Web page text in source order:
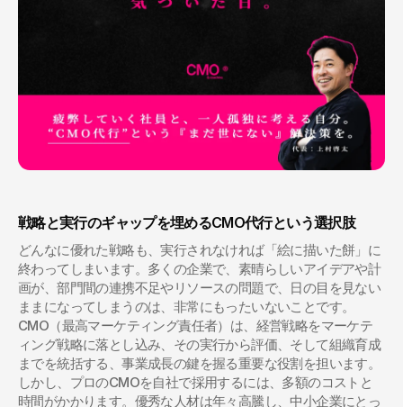
戦略と実行のギャップを埋めるCMO代行という選択肢
どんなに優れた戦略も、実行されなければ「絵に描いた餅」に
終わってしまいます。多くの企業で、素晴らしいアイデアや計
画が、部門間の連携不足やリソースの問題で、日の目を見ない
ままになってしまうのは、非常にもったいないことです。
CMO（最高マーケティング責任者）は、経営戦略をマーケテ
ィング戦略に落とし込み、その実行から評価、そして組織育成
までを統括する、事業成長の鍵を握る重要な役割を担います。
しかし、プロのCMOを自社で採用するには、多額のコストと
時間がかかります。優秀な人材は年々高騰し、中小企業にとっ